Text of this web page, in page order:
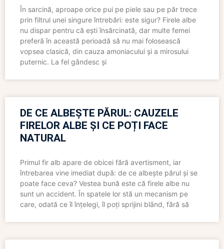
În sarcină, aproape orice pui pe piele sau pe păr trece
prin filtrul unei singure întrebări: este sigur? Firele albe
nu dispar pentru că ești însărcinată, dar multe femei
preferă în această perioadă să nu mai folosească
vopsea clasică, din cauza amoniacului și a mirosului
puternic. La fel gândesc și
DE CE ALBEȘTE PĂRUL: CAUZELE
FIRELOR ALBE ȘI CE POȚI FACE
NATURAL
Primul fir alb apare de obicei fără avertisment, iar
întrebarea vine imediat după: de ce albește părul și se
poate face ceva? Vestea bună este că firele albe nu
sunt un accident. În spatele lor stă un mecanism pe
care, odată ce îl înțelegi, îl poți sprijini blând, fără să